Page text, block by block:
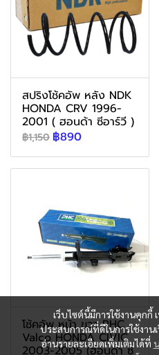
สปริงโช้คอัพ หลัง NDK
HONDA CRV 1996-
2001 ( ฮอนด้า ซีอาร์วี )
฿1,150 ฿890
โช้คอัพ หน้า ขวา PHC
Valco HONDA CIVIC
2003-2005 (ฮอนด้า ซี
เว็บไซต์นี้มีการใช้งานคุก
ประสบการณ์ที่ดีในการใช้งาน
อ่านรายละเอียดเพิ่มเติมได้ที่